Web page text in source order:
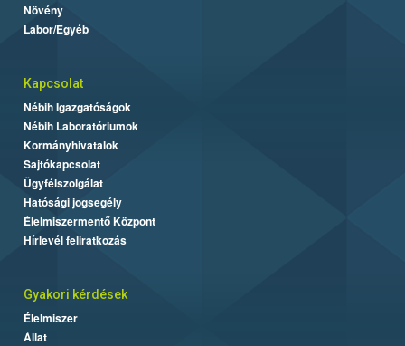
Növény
Labor/Egyéb
Kapcsolat
Nébih Igazgatóságok
Nébih Laboratóriumok
Kormányhivatalok
Sajtókapcsolat
Ügyfélszolgálat
Hatósági jogsegély
Élelmiszermentő Központ
Hírlevél feliratkozás
Gyakori kérdések
Élelmiszer
Állat